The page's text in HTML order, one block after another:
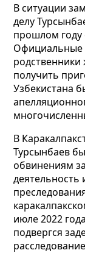
В ситуации
делу
прошлом году
Официальные
получить
Узбекистана
В
Турсынбаев
обвинениям
деятельность
июле 2022
подвергся